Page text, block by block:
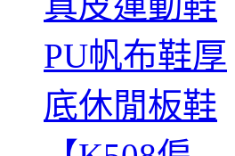
PU帆布鞋厚
底休閒板鞋